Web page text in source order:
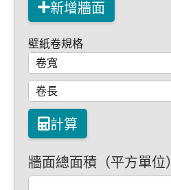
新增牆面
壁紙卷規格
計算
牆面總面積（平方單位）